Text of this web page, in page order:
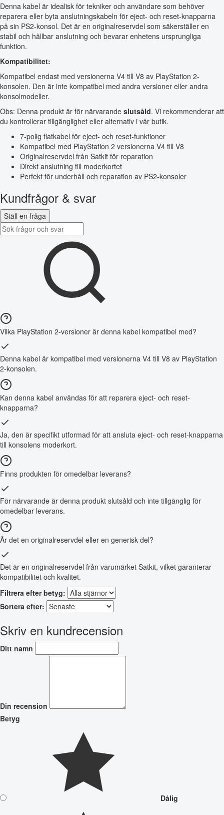
Denna kabel är idealisk för tekniker och användare som behöver
reparera eller byta anslutningskabeln för eject- och reset-knapparna
på sin PS2-konsol. Det är en originalreservdel som säkerställer en
stabil och hållbar anslutning och bevarar enhetens ursprungliga
funktion.
Kompatibilitet:
Kompatibel endast med versionerna V4 till V8 av PlayStation 2-
konsolen. Den är inte kompatibel med andra versioner eller andra
konsolmodeller.
Obs: Denna produkt är för närvarande slutsåld. Vi rekommenderar att
du kontrollerar tillgänglighet eller alternativ i vår butik.
7-polig flatkabel för eject- och reset-funktioner
Kompatibel med PlayStation 2 versionerna V4 till V8
Originalreservdel från Satkit för reparation
Direkt anslutning till moderkortet
Perfekt för underhåll och reparation av PS2-konsoler
Kundfrågor & svar
Ställ en fråga
Vilka PlayStation 2-versioner är denna kabel kompatibel med?
Denna kabel är kompatibel med versionerna V4 till V8 av PlayStation
2-konsolen.
Kan denna kabel användas för att reparera eject- och reset-
knapparna?
Ja, den är specifikt utformad för att ansluta eject- och reset-knapparna
till konsolens moderkort.
Finns produkten för omedelbar leverans?
För närvarande är denna produkt slutsåld och inte tillgänglig för
omedelbar leverans.
Är det en originalreservdel eller en generisk del?
Det är en originalreservdel från varumärket Satkit, vilket garanterar
kompatibilitet och kvalitet.
Filtrera efter betyg:
Sortera efter:
Skriv en kundrecension
Ditt namn
Din recension
Betyg
Dålig